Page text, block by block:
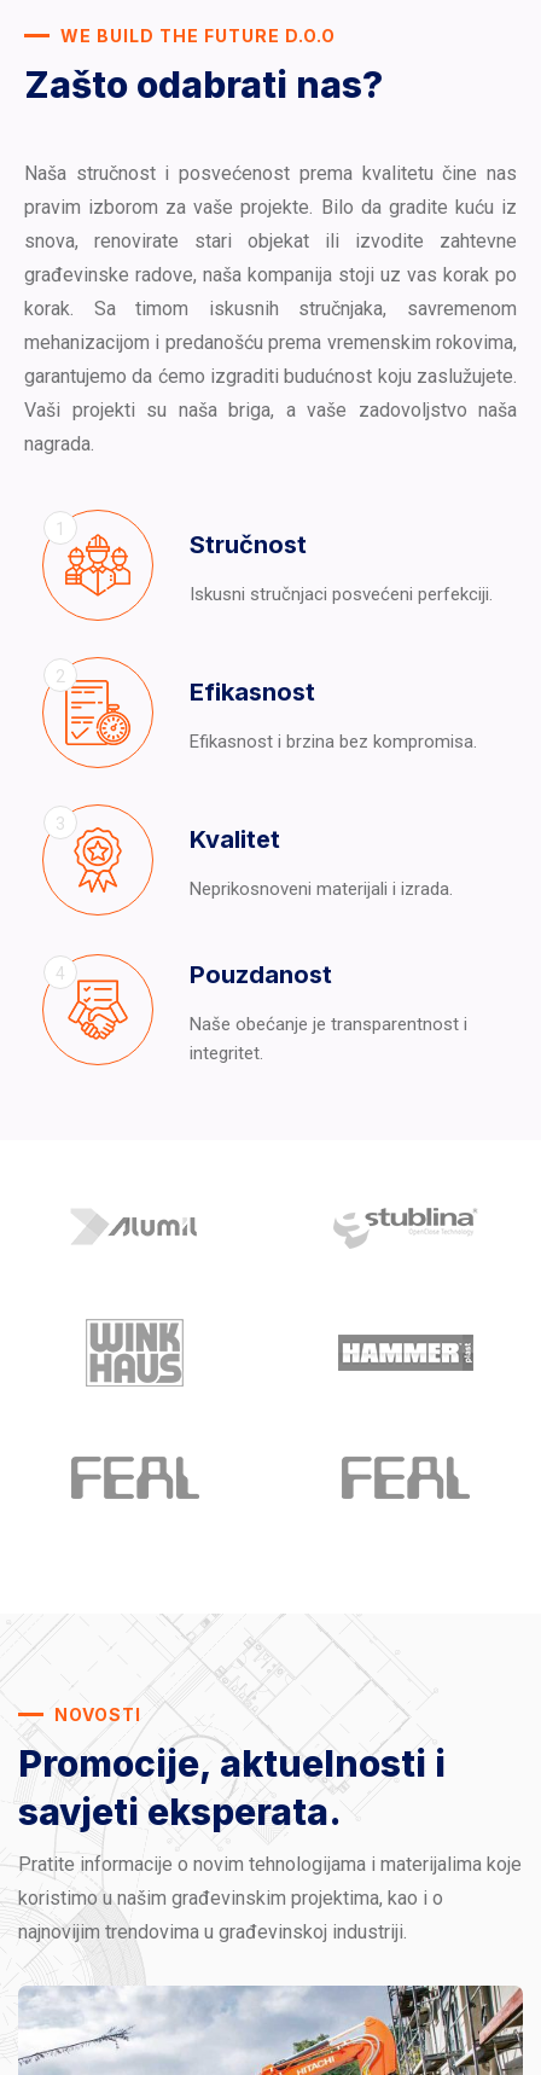
WE BUILD THE FUTURE D.O.O
Zašto odabrati nas?
Naša stručnost i posvećenost prema kvalitetu čine nas
pravim izborom za vaše projekte. Bilo da gradite kuću iz
snova, renovirate stari objekat ili izvodite zahtevne
građevinske radove, naša kompanija stoji uz vas korak po
korak. Sa timom iskusnih stručnjaka, savremenom
mehanizacijom i predanošću prema vremenskim rokovima,
garantujemo da ćemo izgraditi budućnost koju zaslužujete.
Vaši projekti su naša briga, a vaše zadovoljstvo naša
nagrada.
1
Stručnost
Iskusni stručnjaci posvećeni perfekciji.
2
Efikasnost
Efikasnost i brzina bez kompromisa.
3
Kvalitet
Neprikosnoveni materijali i izrada.
4 Pouzdanost
Naše obećanje je transparentnost i
integritet.
NOVOSTI
Promocije, aktuelnosti i
savjeti eksperata.
Pratite informacije o novim tehnologijama i materijalima koje
koristimo u našim građevinskim projektima, kao i o
najnovijim trendovima u građevinskoj industriji.